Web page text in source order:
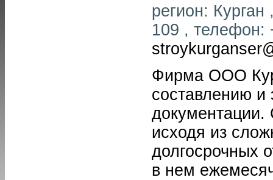
регион: Курган
109 , телефон:
Фирма ООО
составлению и
документации.
исходя из
долгосрочных
в нем